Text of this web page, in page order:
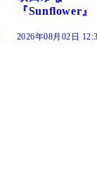
だまり』
2026年08月02日